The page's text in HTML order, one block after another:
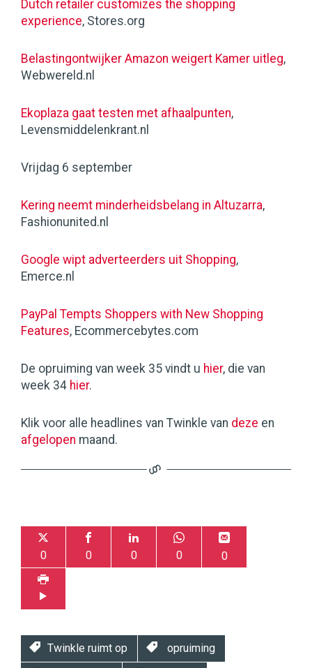
Dutch retailer customizes the shopping
experience, Stores.org
Belastingontwijker Amazon weigert Kamer uitleg,
Webwereld.nl
Ekoplaza gaat testen met afhaalpunten,
Levensmiddelenkrant.nl
Vrijdag 6 september
Kering neemt minderheidsbelang in Altuzarra,
Fashionunited.nl
Google wipt adverteerders uit Shopping,
Emerce.nl
PayPal Tempts Shoppers with New Shopping
Features, Ecommercebytes.com
De opruiming van week 35 vindt u hier, die van
week 34 hier.
Klik voor alle headlines van Twinkle van deze en
afgelopen maand.
0 0 0 0 0
Twinkle ruimt op opruiming